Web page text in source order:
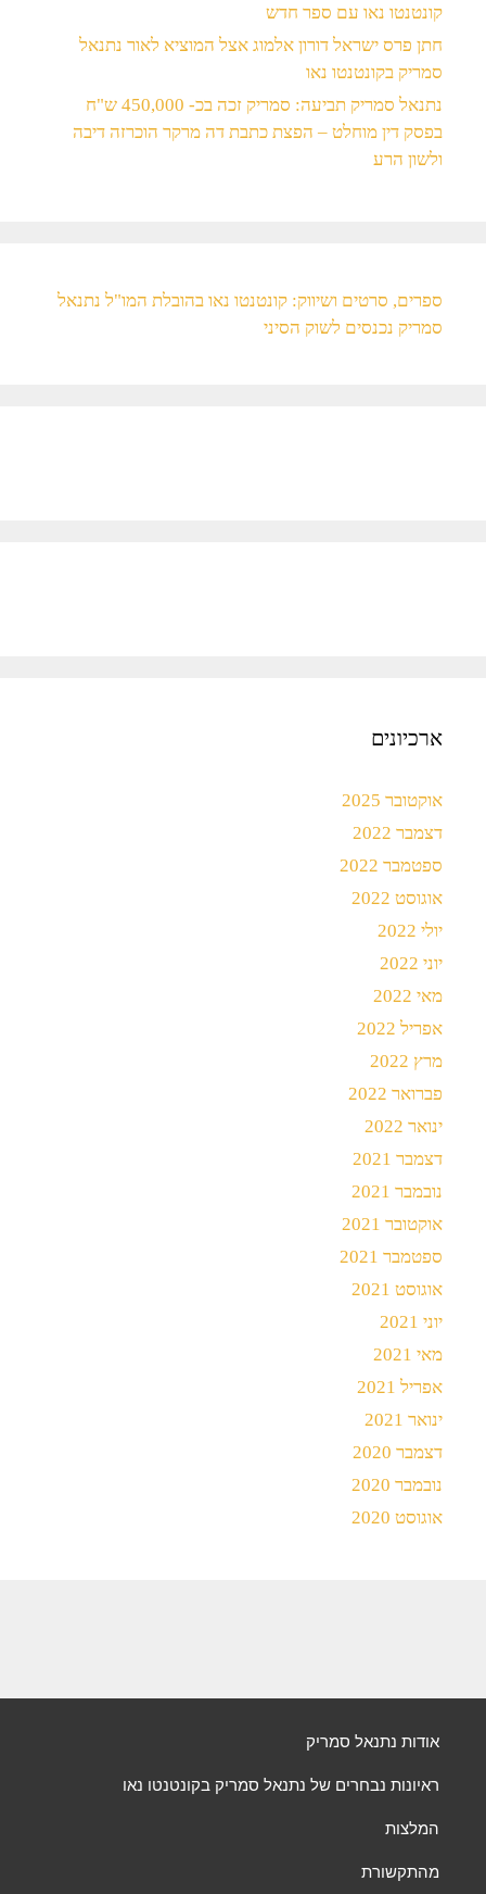
קונטנטו נאו עם ספר חדש
חתן פרס ישראל דורון אלמוג אצל המוציא לאור נתנאל
סמריק בקונטנטו נאו
נתנאל סמריק תביעה: סמריק זכה בכ- 450,000 ש"ח
בפסק דין מוחלט – הפצת כתבת דה מרקר הוכרזה דיבה
ולשון הרע
ספרים, סרטים ושיווק: קונטנטו נאו בהובלת המו"ל נתנאל
סמריק נכנסים לשוק הסיני​
ארכיונים
אוקטובר 2025
דצמבר 2022
ספטמבר 2022
אוגוסט 2022
יולי 2022
יוני 2022
מאי 2022
אפריל 2022
מרץ 2022
פברואר 2022
ינואר 2022
דצמבר 2021
נובמבר 2021
אוקטובר 2021
ספטמבר 2021
אוגוסט 2021
יוני 2021
מאי 2021
אפריל 2021
ינואר 2021
דצמבר 2020
נובמבר 2020
אוגוסט 2020
אודות נתנאל סמריק
ראיונות נבחרים של נתנאל סמריק בקונטנטו נאו
המלצות
מהתקשורת